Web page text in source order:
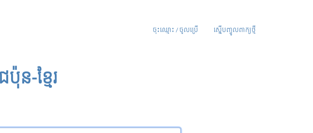
ចុះឈ្មោះ / ចូលប្រើ ស្នើបញ្ចូលពាក្យថ្មី